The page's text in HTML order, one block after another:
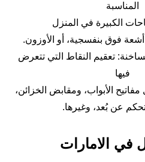
المناسبة
الكبيرة في المنزل
فوق بنفسجية، أو الأوزون.
تعقيم النقاط التي تتعرض
فيها
الأبواب، ومقابض الخزائن،
عن بُعد، وغيرها.
في الامارات